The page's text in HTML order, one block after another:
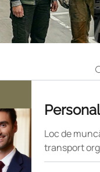
Loc de
transport
mare.